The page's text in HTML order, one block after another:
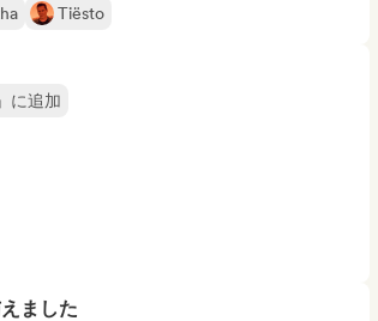
Tiësto
に追加
ました